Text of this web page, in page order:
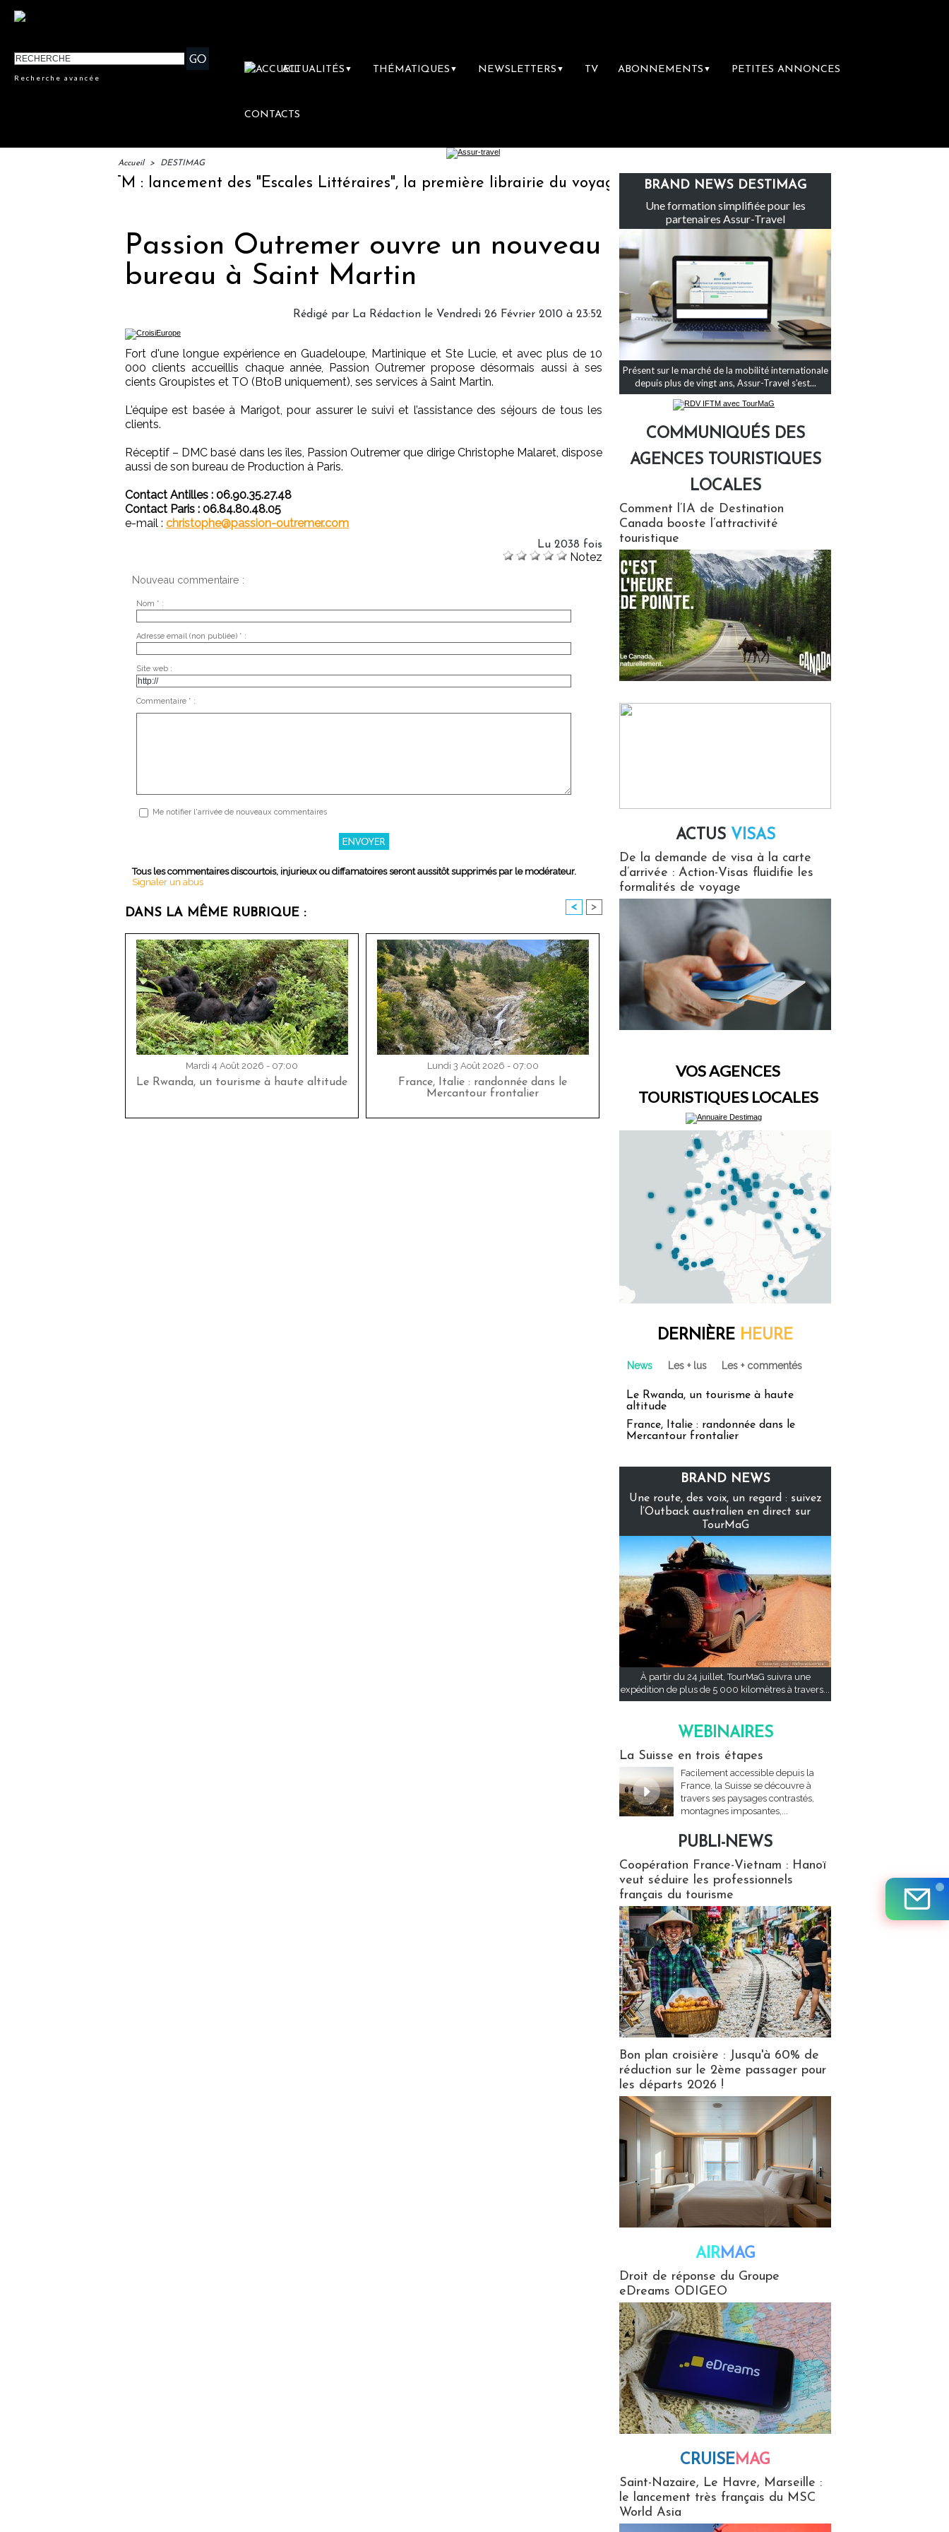
Recherche avancée
ACTUALITÉS ▼ THÉMATIQUES ▼ NEWSLETTERS ▼ TV ABONNEMENTS ▼ PETITES ANNONCES
CONTACTS
Accueil > DESTIMAG
IFTM : lancement des "Escales Littéraires", la première librairie du voyage Le groupe Sainte-Claire rachète Eden Tour
Passion Outremer ouvre un nouveau
bureau à Saint Martin
Rédigé par La Rédaction le Vendredi 26 Février 2010 à 23:52
Fort d'une longue expérience en Guadeloupe, Martinique et Ste Lucie, et avec plus de 10
000 clients accueillis chaque année, Passion Outremer propose désormais aussi à ses
cients Groupistes et TO (BtoB uniquement), ses services à Saint Martin.
L'équipe est basée à Marigot, pour assurer le suivi et l’assistance des séjours de tous les
clients.
Réceptif – DMC basé dans les îles, Passion Outremer que dirige Christophe Malaret, dispose
aussi de son bureau de Production à Paris.
Contact Antilles : 06.90.35.27.48
Contact Paris : 06.84.80.48.05
e-mail : christophe@passion-outremer.com
Lu 2038 fois
Notez
Nouveau commentaire :
Nom * :
Adresse email (non publiée) * :
Site web :
Commentaire * :
Me notifier l'arrivée de nouveaux commentaires
Tous les commentaires discourtois, injurieux ou diffamatoires seront aussitôt supprimés par le modérateur.
Signaler un abus
DANS LA MÊME RUBRIQUE : < >
Mardi 4 Août 2026 - 07:00
Le Rwanda, un tourisme à haute altitude
Lundi 3 Août 2026 - 07:00
France, Italie : randonnée dans le
Mercantour frontalier
BRAND NEWS DESTIMAG
Une formation simplifiée pour les
partenaires Assur-Travel
Présent sur le marché de la mobilité internationale
depuis plus de vingt ans, Assur-Travel s'est...
COMMUNIQUÉS DES
AGENCES TOURISTIQUES
LOCALES
Comment l’IA de Destination
Canada booste l’attractivité
touristique
ACTUS VISAS
De la demande de visa à la carte
d’arrivée : Action-Visas fluidifie les
formalités de voyage
VOS AGENCES
TOURISTIQUES LOCALES
DERNIÈRE HEURE
News Les + lus Les + commentés
Le Rwanda, un tourisme à haute
altitude
France, Italie : randonnée dans le
Mercantour frontalier
BRAND NEWS
Une route, des voix, un regard : suivez
l’Outback australien en direct sur
TourMaG
À partir du 24 juillet, TourMaG suivra une
expédition de plus de 5 000 kilomètres à travers...
WEBINAIRES
La Suisse en trois étapes
Facilement accessible depuis la
France, la Suisse se découvre à
travers ses paysages contrastés,
montagnes imposantes,...
PUBLI-NEWS
Coopération France-Vietnam : Hanoï
veut séduire les professionnels
français du tourisme
Bon plan croisière : Jusqu'à 60% de
réduction sur le 2ème passager pour
les départs 2026 !
AIRMAG
Droit de réponse du Groupe
eDreams ODIGEO
CRUISEMAG
Saint-Nazaire, Le Havre, Marseille :
le lancement très français du MSC
World Asia